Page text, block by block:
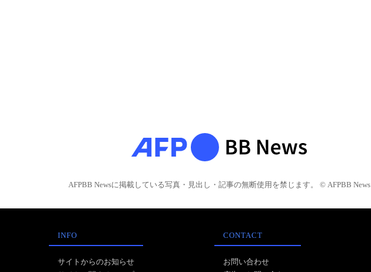
AFPBB Newsに掲載している写真・見出し・記事の無断使用を禁じます。 © AFPBB News
INFO
サイトからのお知らせ
CONTACT
お問い合わせ